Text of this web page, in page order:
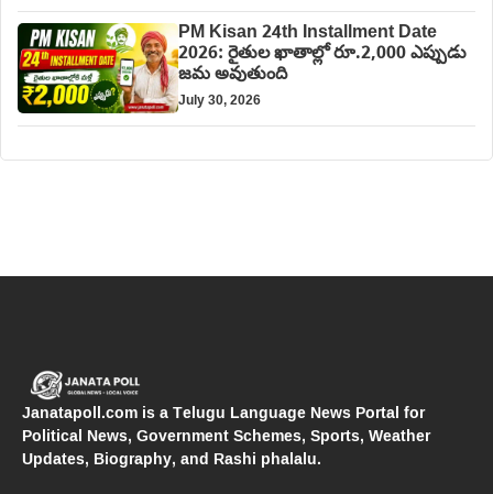
PM Kisan 24th Installment Date
2026: రైతుల ఖాతాల్లో రూ.2,000 ఎప్పుడు
జమ అవుతుంది
July 30, 2026
Janatapoll.com is a Telugu Language News Portal for
Political News, Government Schemes, Sports, Weather
Updates, Biography, and Rashi phalalu.